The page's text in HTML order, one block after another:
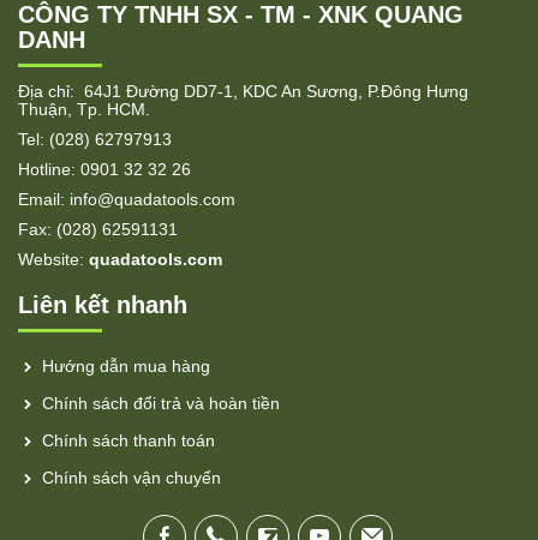
CÔNG TY TNHH SX - TM - XNK QUANG
DANH
Địa chỉ: 64J1 Đường DD7-1, KDC An Sương, P.Đông Hưng
Thuận, Tp. HCM.
Tel: (028) 62797913
Hotline: 0901 32 32 26
Email: info@quadatools.com
Fax: (028) 62591131
Website: quadatools.com
Liên kết nhanh
Hướng dẫn mua hàng
Chính sách đổi trả và hoàn tiền
Chính sách thanh toán
Chính sách vận chuyển